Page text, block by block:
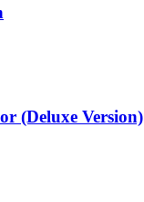
(Deluxe Version)